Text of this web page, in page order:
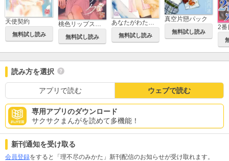
天使契約
無料試し読み
桃色リップスティック
無料試し読み
あなたがわたしと暮らしたら
無料試し読み
真空片戀パック
無料試し読み
2番
読み方を選択
アプリで読む ウェブで読む
専用アプリのダウンロード
サクサクまんがを読めて多機能！
新刊通知を受け取る
会員登録をすると「理不尽のみかた」新刊配信のお知らせが受け取れます。